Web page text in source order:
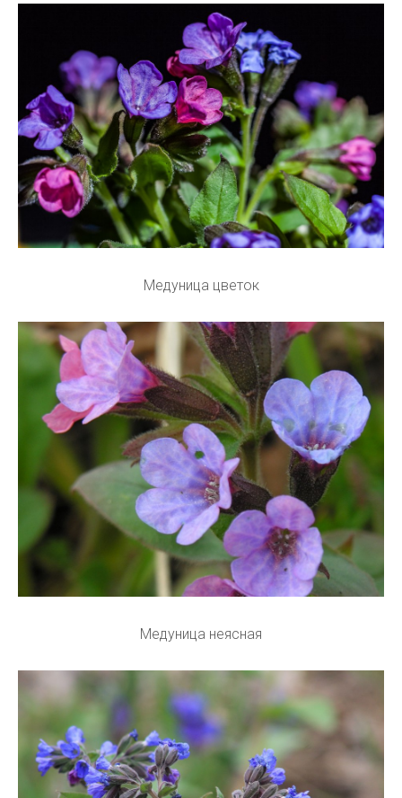
Медуница цветок
Медуница неясная